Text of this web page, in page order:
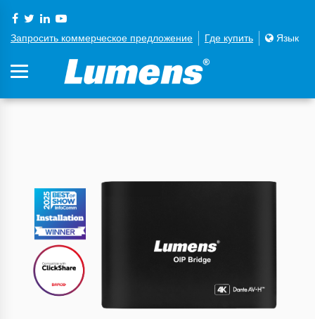
Запросить коммерческое предложение Где купить Язык